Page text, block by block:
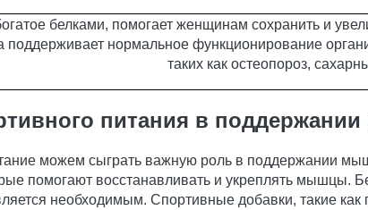
белками, помогает женщинам сохранить и
поддерживает нормальное функционирование
таких как остеопороз,
питания в
можем сыграть важную роль в поддержании
помогают восстанавливать и укреплять мышцы.
необходимым. Спортивные добавки, такие